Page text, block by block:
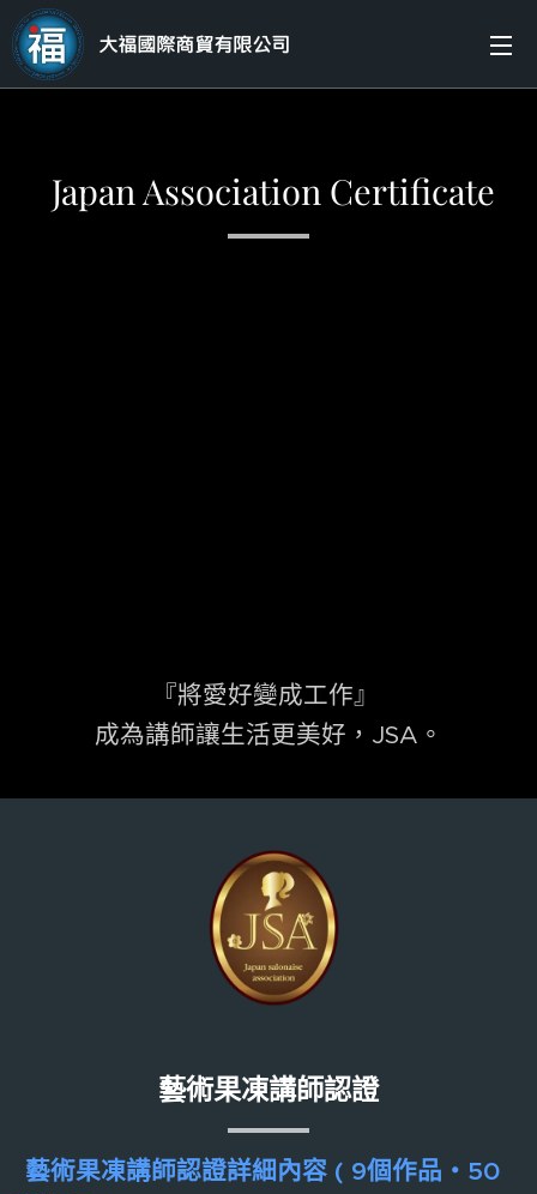
大福國際商貿有限公司
Japan Association Certificate
『將愛好變成工作』
成為講師讓生活更美好，JSA。
藝術果凍講師認證
藝術果凍講師認證詳細內容 ( 9個作品・50